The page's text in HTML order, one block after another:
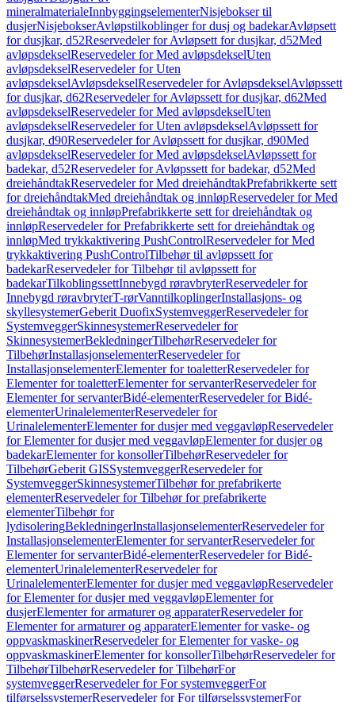
mineralmaterialeInnbyggingselementerNisjebokser til
dusjerNisjebokserAvløpstilkoblinger for dusj og badekarAvløpsett
for dusjkar, d52Reservedeler for Avløpsett for dusjkar, d52Med
avløpsdekselReservedeler for Med avløpsdekselUten
avløpsdekselReservedeler for Uten
avløpsdekselAvløpsdekselReservedeler for AvløpsdekselAvløpssett
for dusjkar, d62Reservedeler for Avløpssett for dusjkar, d62Med
avløpsdekselReservedeler for Med avløpsdekselUten
avløpsdekselReservedeler for Uten avløpsdekselAvløpssett for
dusjkar, d90Reservedeler for Avløpssett for dusjkar, d90Med
avløpsdekselReservedeler for Med avløpsdekselAvløpssett for
badekar, d52Reservedeler for Avløpssett for badekar, d52Med
dreiehåndtakReservedeler for Med dreiehåndtakPrefabrikkerte sett
for dreiehåndtakMed dreiehåndtak og innløpReservedeler for Med
dreiehåndtak og innløpPrefabrikkerte sett for dreiehåndtak og
innløpReservedeler for Prefabrikkerte sett for dreiehåndtak og
innløpMed trykkaktivering PushControlReservedeler for Med
trykkaktivering PushControlTilbehør til avløpssett for
badekarReservedeler for Tilbehør til avløpssett for
badekarTilkoblingssettInnebygd røravbryterReservedeler for
Innebygd røravbryterT-rørVanntilkoplingerInstallasjons- og
skyllesystemerGeberit DuofixSystemveggerReservedeler for
SystemveggerSkinnesystemerReservedeler for
SkinnesystemerBekledningerTilbehørReservedeler for
TilbehørInstallasjonselementerReservedeler for
InstallasjonselementerElementer for toaletterReservedeler for
Elementer for toaletterElementer for servanterReservedeler for
Elementer for servanterBidé-elementerReservedeler for Bidé-
elementerUrinalelementerReservedeler for
UrinalelementerElementer for dusjer med veggavløpReservedeler
for Elementer for dusjer med veggavløpElementer for dusjer og
badekarElementer for konsollerTilbehørReservedeler for
TilbehørGeberit GISSystemveggerReservedeler for
SystemveggerSkinnesystemerTilbehør for prefabrikerte
elementerReservedeler for Tilbehør for prefabrikerte
elementerTilbehør for
lydisoleringBekledningerInstallasjonselementerReservedeler for
InstallasjonselementerElementer for servanterReservedeler for
Elementer for servanterBidé-elementerReservedeler for Bidé-
elementerUrinalelementerReservedeler for
UrinalelementerElementer for dusjer med veggavløpReservedeler
for Elementer for dusjer med veggavløpElementer for
dusjerElementer for armaturer og apparaterReservedeler for
Elementer for armaturer og apparaterElementer for vaske- og
oppvaskmaskinerReservedeler for Elementer for vaske- og
oppvaskmaskinerElementer for konsollerTilbehørReservedeler for
TilbehørTilbehørReservedeler for TilbehørFor
systemveggerReservedeler for For systemveggerFor
tilførselssystemerReservedeler for For tilførselssystemerFor